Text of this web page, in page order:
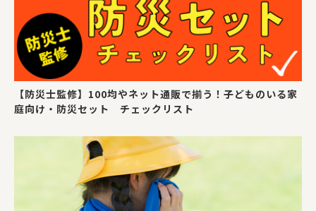
【防災士監修】100均やネット通販で揃う！子どものいる家
庭向け・防災セット チェックリスト